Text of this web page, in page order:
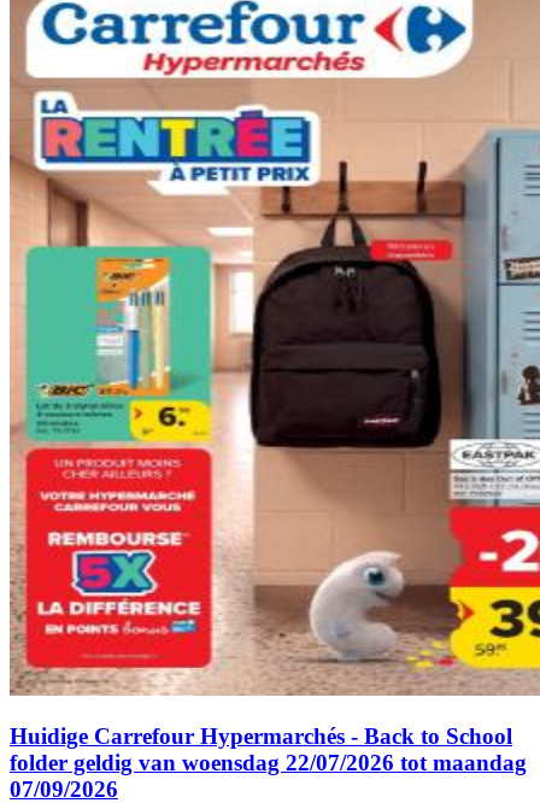
Huidige Carrefour Hypermarchés - Back to School
folder geldig van woensdag 22/07/2026 tot maandag
07/09/2026